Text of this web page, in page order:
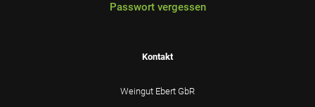
Passwort vergessen
Kontakt
Weingut Ebert GbR